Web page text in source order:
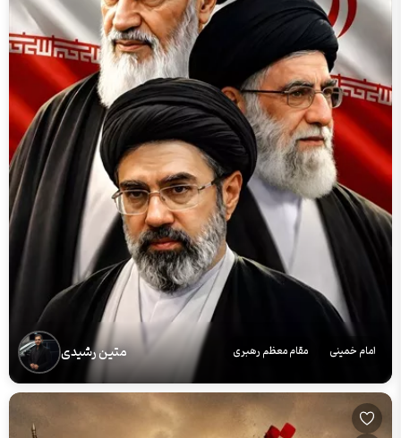
امام خمینی مقام معظم رهبری متین رشیدی